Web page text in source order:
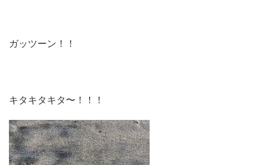
ガッツーン！！
キタキタキタ〜！！！